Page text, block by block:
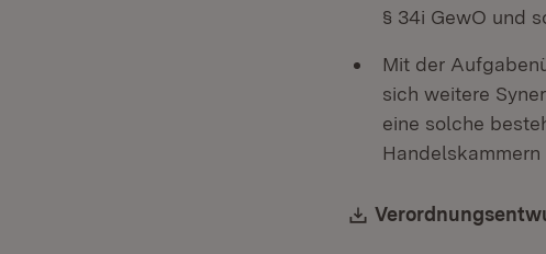
§ 34i GewO und
Mit der
sich weitere
eine solche
Download: